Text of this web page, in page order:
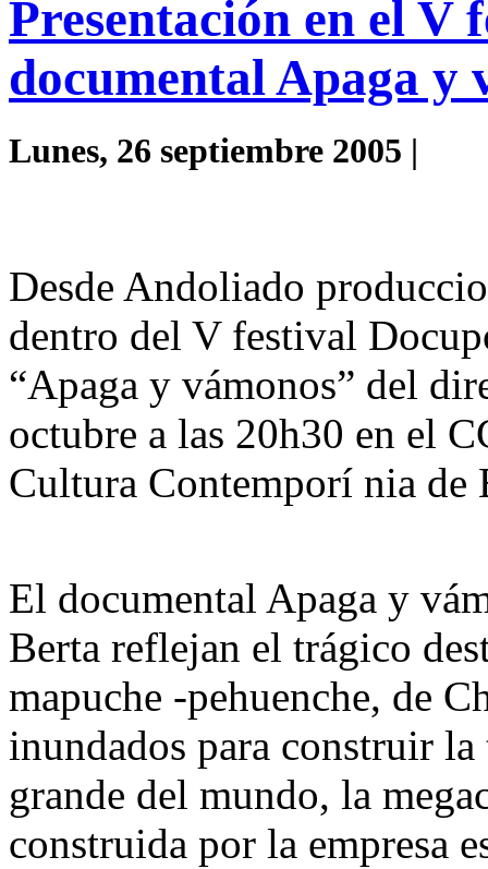
Presentación en el V
documental Apaga y
Lunes, 26 septiembre 2005 |
Desde Andoliado
dentro del V festival
“Apaga y vámonos” del
octubre a las 20h30 en el
Cultura Contemporí nia de
El documental Apaga y
Berta reflejan el trágico
mapuche -pehuenche, de
inundados para construir
grande del mundo, la
construida por la empresa